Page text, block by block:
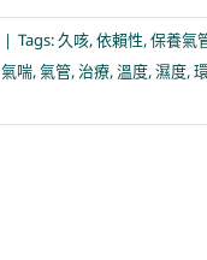
| Tags:久咳,依賴性,保養氣
氣喘,氣管,治療,溫度,濕度,